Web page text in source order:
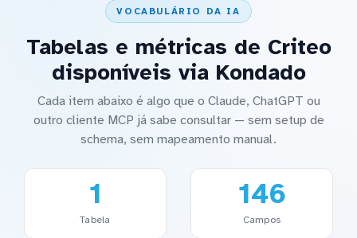
VOCABULÁRIO DA IA
Tabelas e métricas de Criteo
disponíveis via Kondado
Cada item abaixo é algo que o Claude, ChatGPT ou
outro cliente MCP já sabe consultar — sem setup de
schema, sem mapeamento manual.
1
Tabela
146
Campos